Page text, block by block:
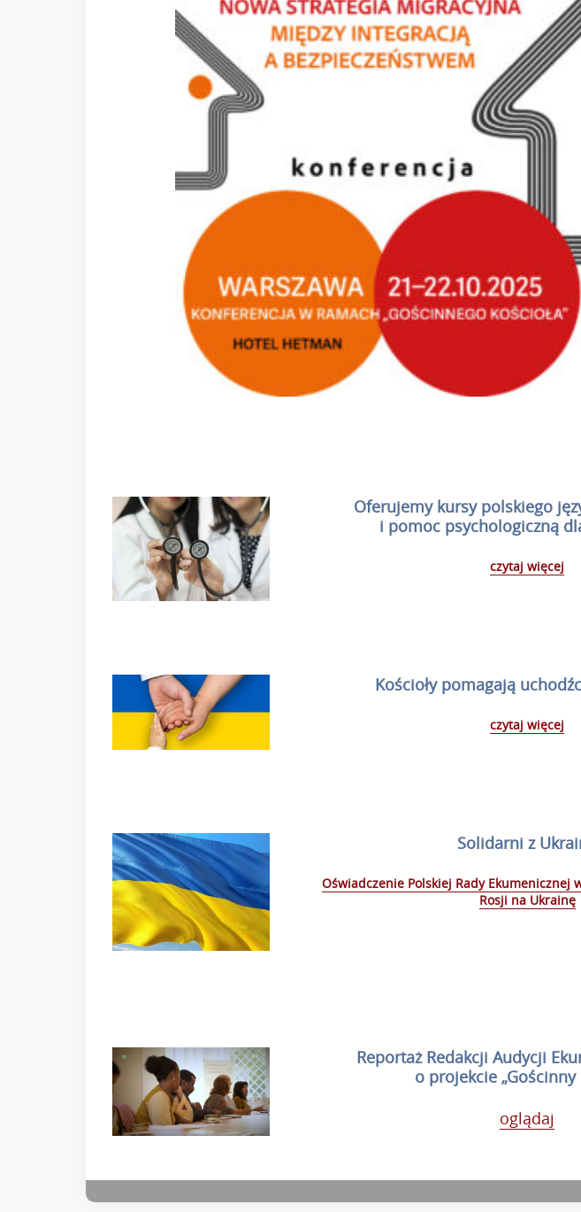
Oferujemy kursy polskiego
i pomoc psychologiczną
czytaj więcej
Kościoły pomagają
czytaj więcej
Solidarni z
Oświadczenie Polskiej Rady Ekumenicznej
Rosji na Ukrainę
Reportaż Redakcji Audycji
o projekcie „Gościnny
oglądaj